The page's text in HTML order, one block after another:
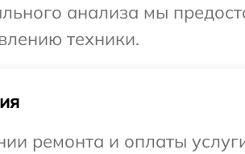
анализа мы
техники.
ремонта и оплаты